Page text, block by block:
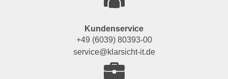
Kundenservice
+49 (6039) 80393-00
service@klarsicht-it.de